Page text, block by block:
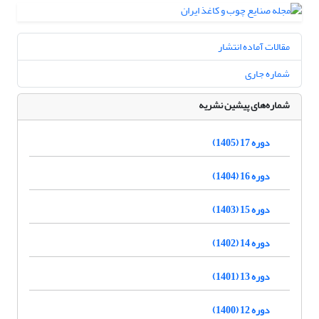
مقالات آماده انتشار
شماره جاری
شماره‌های پیشین نشریه
دوره 17 (1405)
دوره 16 (1404)
دوره 15 (1403)
دوره 14 (1402)
دوره 13 (1401)
دوره 12 (1400)